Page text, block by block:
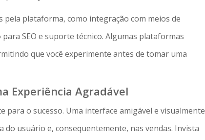
pela plataforma, como integração com meios de
SEO e suporte técnico. Algumas plataformas
que você experimente antes de tomar uma
Experiência Agradável
o sucesso. Uma interface amigável e visualmente
usuário e, consequentemente, nas vendas. Invista